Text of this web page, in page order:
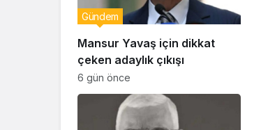
Mansur Yavaş için dikkat
çeken adaylık çıkışı
Gündem
6 gün önce